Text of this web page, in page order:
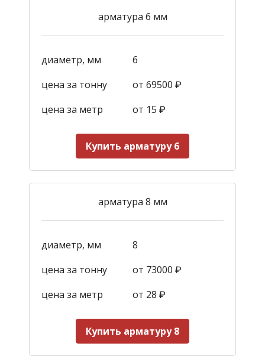
арматура 6 мм
диаметр, мм
6
цена за тонну
от 69500 ₽
цена за метр
от 15 ₽
Купить арматуру 6
арматура 8 мм
диаметр, мм
8
цена за тонну
от 73000 ₽
цена за метр
от 28 ₽
Купить арматуру 8